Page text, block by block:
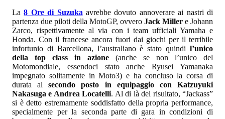
La8 Ore di Suzuka avrebbe dovuto annoverare ai nastri di
partenza due piloti della MotoGP, ovvero Jack Miller e Johann
Zarco, rispettivamente al via con i team ufficiali Yamaha e
Honda. Con il francese ancora fuori dai giochi per il terribile
infortunio di Barcellona, l’australiano è stato quindi l’unico
della top class in azione (anche se non l’unico del
Motomondiale, essendoci stato anche Ryusei Yamanaka
impegnato solitamente in Moto3) e ha concluso la corsa di
durata alsecondo posto in equipaggio con Katzuyuki
Nakasuga e Andrea Locatelli. Al di là del risultato, “Jackass”
si è detto estremamente soddisfatto della propria performance,
specialmente per la seconda parte di gara in condizioni di